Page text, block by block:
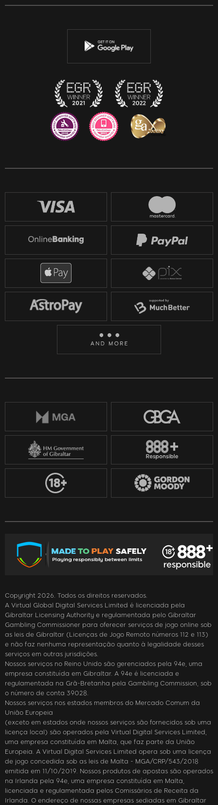
Facebook
Copyright 2026. Todos os direitos reservados.
A Virtual Global Digital Services Limited é licenciada pela
Gibraltar Licensing Authority e regulamentada pelo Gibraltar
Gambling Commissioner para oferecer serviços de jogo online sob
as leis de Gibraltar (Licenças de Jogo Remoto números 112 e 113)
e não faz nenhuma representação quanto à legalidade desses
serviços em outras jurisdições.
Nossos serviços no Reino Unido são gerenciados pela 94e, uma
empresa constituída em Gibraltar. A 94e é licenciada e
regulamentada na Grã-Bretanha pela Gambling Commission, sob
o número de conta 39028.
Nossos serviços nos estados membros do Mercado Comum da
União Europeia
(exceto em estados onde nossos serviços são fornecidos sob uma
licença local) são operados pela Virtual Digital Services Limited,
uma empresa constituída em Malta, que faz parte da União
Europeia. A Virtual Digital Services Limited opera sob uma licença
de jogo concedida sob as leis de Malta - MGA/CRP/543/2018
emitida em 11/10/2019. Nossos produtos de apostas são operados
na Irlanda pela 94e, uma empresa constituída em Malta,
licenciada e regulamentada pelos Comissários de Receita da
Irlanda. O endereço de nossas empresas sediadas em Gibraltar